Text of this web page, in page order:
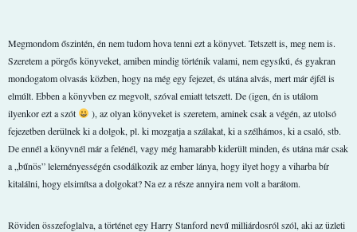
Megmondom őszintén, én nem tudom hova tenni ezt a könyvet. Tetszett is, meg nem is.
Szeretem a pörgős könyveket, amiben mindig történik valami, nem egysíkú, és gyakran
mondogatom olvasás közben, hogy na még egy fejezet, és utána alvás, mert már éjfél is
elmúlt. Ebben a könyvben ez megvolt, szóval emiatt tetszett. De (igen, én is utálom
ilyenkor ezt a szót
), az olyan könyveket is szeretem, aminek csak a végén, az utolsó
fejezetben derülnek ki a dolgok, pl. ki mozgatja a szálakat, ki a szélhámos, ki a csaló, stb.
De ennél a könyvnél már a felénél, vagy még hamarabb kiderült minden, és utána már csak
a „bűnös” leleményességén csodálkozik az ember lánya, hogy ilyet hogy a viharba bír
kitalálni, hogy elsimítsa a dolgokat? Na ez a része annyira nem volt a barátom.
Röviden összefoglalva, a történet egy Harry Stanford nevű milliárdosról szól, aki az üzleti